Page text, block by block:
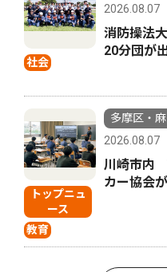
社会
2026.08.07
消防操法
20分団が
トップニュ
ース
教育
多摩区・
2026.08.07
川崎市内
カー協会